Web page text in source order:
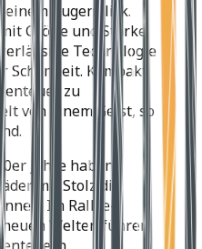
einem Augenblick.
Größe und Stärke.
Technologie
Kompakt
zu
von einem Geist, so
Jahre haben
mit Stolz die
Im Rallye-
Welten führen